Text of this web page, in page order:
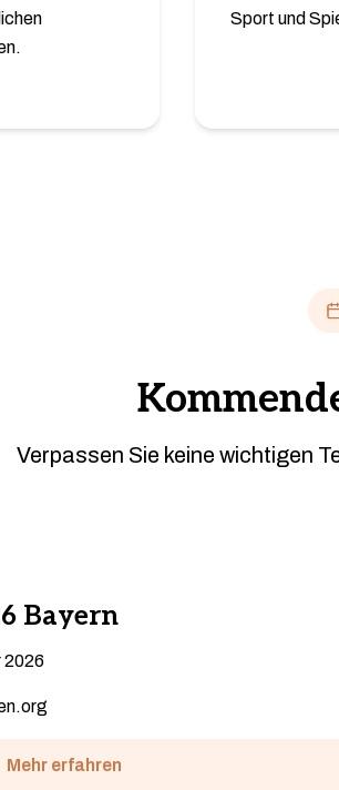
Sport und
Verpassen Sie keine wichtigen
Bayern
2026
Mehr erfahren